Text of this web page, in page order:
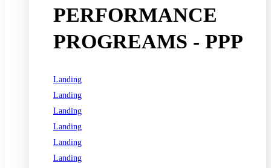
PERFORMANCE
PROGREAMS - PPP
Landing
Landing
Landing
Landing
Landing
Landing